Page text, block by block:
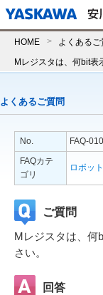
HOME よくあるご
よくあるご質問
No.
FAQ-
FAQカテ
ゴリ
ロボット
ご質問
Mレジスタは、何
さい。
回答